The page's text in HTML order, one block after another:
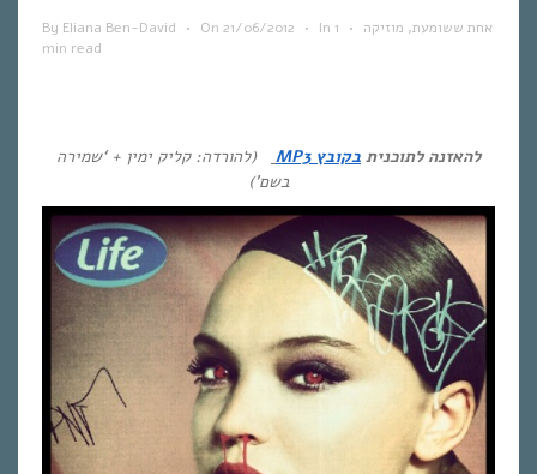
By Eliana Ben-David • On 21/06/2012 • In אחת ששומעת, מוזיקה •
1
min read
להאזנה לתוכנית בקובץ MP3
(להורדה: קליק ימין + ‘שמירה
בשם’)